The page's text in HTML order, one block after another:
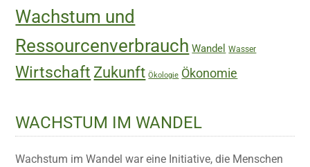
Wachstum und
Ressourcenverbrauch Wandel Wasser
Wirtschaft Zukunft Ökologie Ökonomie
WACHSTUM IM WANDEL
Wachstum im Wandel war eine Initiative, die Menschen